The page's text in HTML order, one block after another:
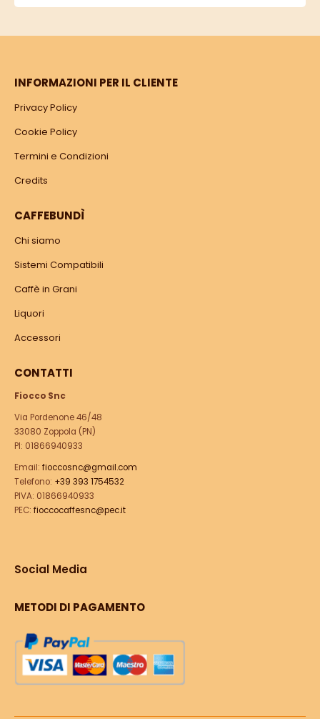
INFORMAZIONI PER IL CLIENTE
Privacy Policy
Cookie Policy
Termini e Condizioni
Credits
CAFFEBUNDÌ
Chi siamo
Sistemi Compatibili
Caffè in Grani
Liquori
Accessori
CONTATTI
Fiocco Snc
Via Pordenone 46/48
33080 Zoppola (PN)
PI: 01866940933
Email: fioccosnc@gmail.com
Telefono: +39 393 1754532
PIVA: 01866940933
PEC: fioccocaffesnc@pec.it
Social Media
METODI DI PAGAMENTO